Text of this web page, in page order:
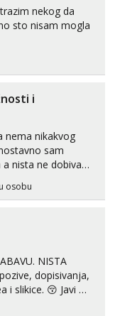
nekog da
sto nisam mogla
i
nema nikakvog
sam
nista ne dobivam
trazim puno
poljupce po
osobu
NISTA
😚 Javi mi